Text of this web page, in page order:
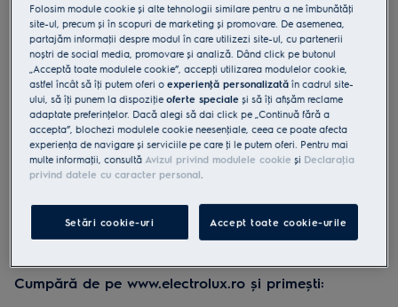
Atinge pentru zoom
EF158
Filtru particule fine Pure C9
0 (0)
Cumpără de pe www.electrolux.ro și primești:
Folosim module cookie și alte tehnologii similare pentru a ne îmbunătăţi
site-ul, precum și în scopuri de marketing și promovare. De asemenea,
partajăm informaţii despre modul în care utilizezi site-ul, cu partenerii
noștri de social media, promovare și analiză. Dând click pe butonul
„Acceptă toate modulele cookie”, accepţi utilizarea modulelor cookie,
astfel încât să îţi putem oferi oexperienţă personalizată în cadrul site-
ului, să îţi punem la dispoziţieoferte speciale și să îţi afișăm reclame
adaptate preferinţelor. Dacă alegi să dai click pe „Continuă fără a
accepta”, blochezi modulele cookie neesenţiale, ceea ce poate afecta
experienţa de navigare și serviciile pe care ţi le putem oferi. Pentru mai
multe informaţii, consultăAvizul privind modulele cookie și Declaraţia
privind datele cu caracter personal.
Setări cookie-uri Accept toate cookie-urile